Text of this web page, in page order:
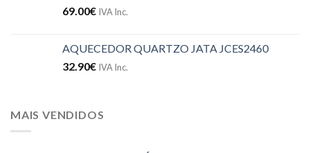
69.00€ IVA Inc.
AQUECEDOR QUARTZO JATA JCES2460
32.90€ IVA Inc.
MAIS VENDIDOS